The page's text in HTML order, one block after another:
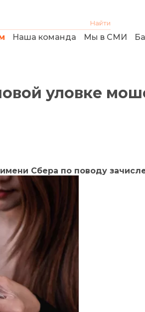
Наша команда Мы в СМИ
уловке
Сбера по поводу